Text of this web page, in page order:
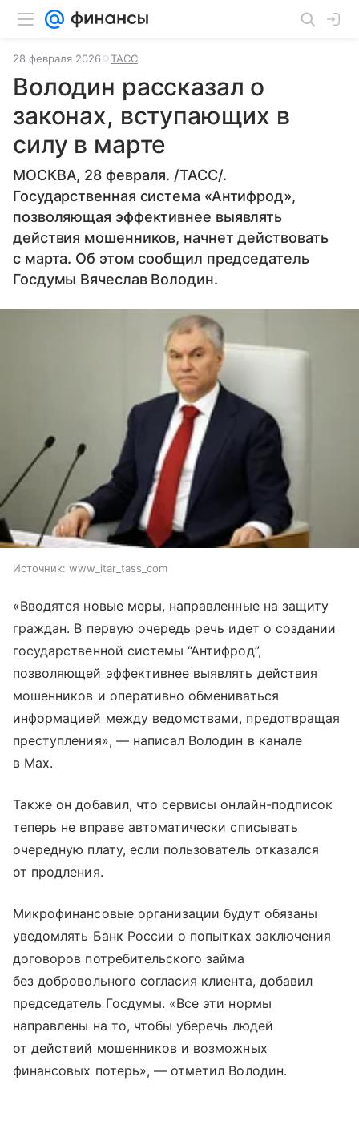
28 февраля 2026 ТАСС
Володин рассказал о
законах, вступающих в
силу в марте
МОСКВА, 28 февраля. /ТАСС/.
Государственная система «Антифрод»,
позволяющая эффективнее выявлять
действия мошенников, начнет действовать
с марта. Об этом сообщил председатель
Госдумы Вячеслав Володин.
Источник: www_itar_tass_com
«Вводятся новые меры, направленные на защиту
граждан. В первую очередь речь идет о создании
государственной системы “Антифрод”,
позволяющей эффективнее выявлять действия
мошенников и оперативно обмениваться
информацией между ведомствами, предотвращая
преступления», — написал Володин в канале
в Max.
Также он добавил, что сервисы онлайн-подписок
теперь не вправе автоматически списывать
очередную плату, если пользователь отказался
от продления.
Микрофинансовые организации будут обязаны
уведомлять Банк России о попытках заключения
договоров потребительского займа
без добровольного согласия клиента, добавил
председатель Госдумы. «Все эти нормы
направлены на то, чтобы уберечь людей
от действий мошенников и возможных
финансовых потерь», — отметил Володин.